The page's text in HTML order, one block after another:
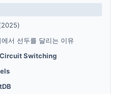
서 선두를 달리는 이유
Switching